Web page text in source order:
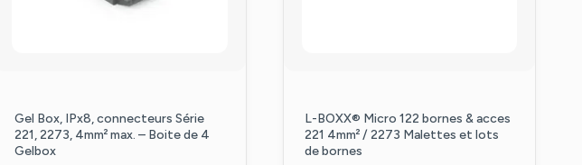
Gel Box, IPx8, connecteurs Série
221, 2273, 4mm² max. – Boite de 4
Gelbox
L-BOXX® Micro 122 bornes & acces
221 4mm² / 2273 Malettes et lots
de bornes